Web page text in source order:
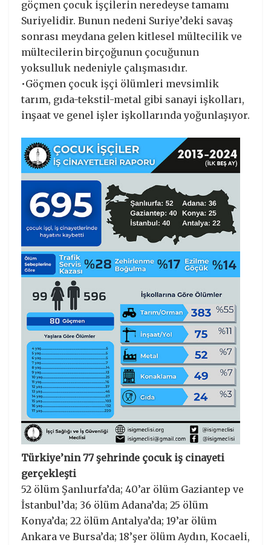
göçmen çocuk işçilerin neredeyse tamamı
Suriyelidir. Bunun nedeni Suriye’deki savaş
sonrası meydana gelen kitlesel mültecilik ve
mültecilerin birçoğunun çocuğunun
yoksulluk nedeniyle çalışmasıdır.
•Göçmen çocuk işçi ölümleri mevsimlik
tarım, gıda-tekstil-metal gibi sanayi işkolları,
inşaat ve genel işler işkollarında yoğunlaşıyor.
Türkiye’nin 77 şehrinde çocuk iş cinayeti
gerçekleşti
52 ölüm Şanlıurfa’da; 40’ar ölüm Gaziantep ve
İstanbul’da; 36 ölüm Adana’da; 25 ölüm
Konya’da; 22 ölüm Antalya’da; 19’ar ölüm
Ankara ve Bursa’da; 18’şer ölüm Aydın, Kocaeli,